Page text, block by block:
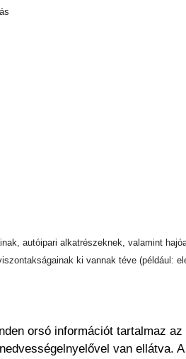
autóipari alkatrészeknek, valamint
ki vannak téve (például:
orsó információt tartalmaz
van ellátva.